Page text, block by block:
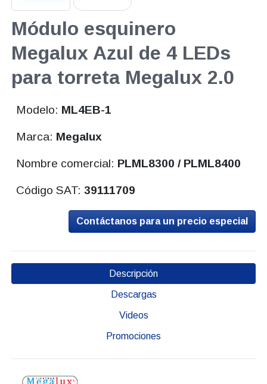
Módulo esquinero
Megalux Azul de 4 LEDs
para torreta Megalux 2.0
Modelo: ML4EB-1
Marca: Megalux
Nombre comercial: PLML8300 / PLML8400
Código SAT:39111709
Contáctanos para un precio especial
Descripción
Descargas
Videos
Promociones